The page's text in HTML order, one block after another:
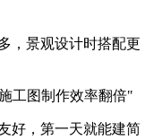
，景观设计时搭配更
工图制作效率翻倍"
好，第一天就能建简